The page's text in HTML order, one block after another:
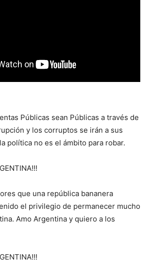
Públicas sean Públicas a través de
y los corruptos se irán a sus
política no es el ámbito para robar.
que una república bananera
el privilegio de permanecer mucho
Amo Argentina y quiero a los